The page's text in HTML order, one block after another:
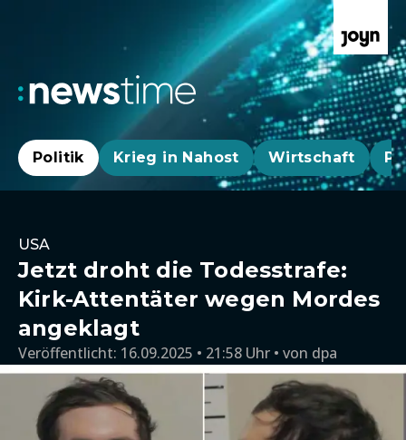
Politik Krieg in Nahost Wirtschaft
USA
Jetzt droht die Todesstrafe:
Kirk-Attentäter wegen Mordes
angeklagt
Veröffentlicht: 16.09.2025 • 21:58 Uhr von dpa